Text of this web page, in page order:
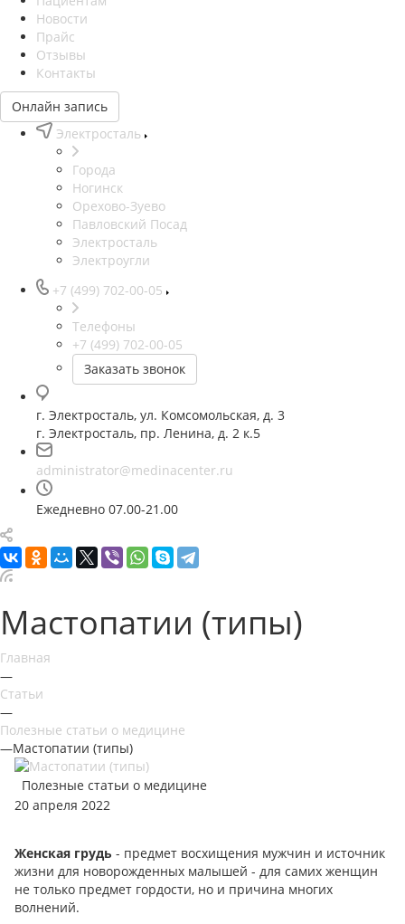
Новости
Прайс
Отзывы
Контакты
Онлайн запись
Электросталь
Города
Ногинск
Орехово-Зуево
Павловский Посад
Электросталь
Электроугли
+7 (499) 702-00-05
Телефоны
+7 (499) 702-00-05
Заказать звонок
г. Электросталь, ул. Комсомольская, д. 3
г. Электросталь, пр. Ленина, д. 2 к.5
administrator@medinacenter.ru
Ежедневно 07.00-21.00
Мастопатии (типы)
Главная
—
Статьи
—
Полезные статьи о медицине
—Мастопатии (типы)
Полезные статьи о медицине
20 апреля 2022
Женская грудь - предмет восхищения мужчин и источник
жизни для новорожденных малышей - для самих женщин
не только предмет гордости, но и причина многих
волнений.